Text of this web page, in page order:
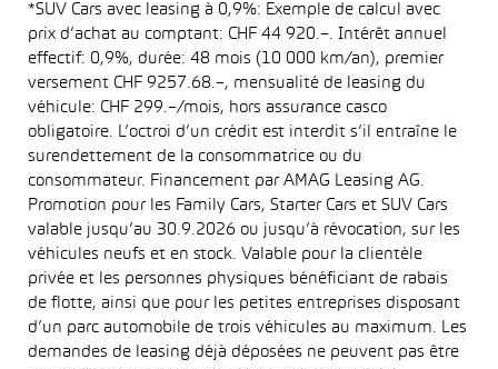
*SUV Cars avec leasing à 0,9%: Exemple de calcul avec
prix d’achat au comptant: CHF 44 920.–. Intérêt annuel
effectif: 0,9%, durée: 48 mois (10 000 km/an), premier
versement CHF 9257.68.–, mensualité de leasing du
véhicule: CHF 299.–/mois, hors assurance casco
obligatoire. L’octroi d’un crédit est interdit s’il entraîne le
surendettement de la consommatrice ou du
consommateur. Financement par AMAG Leasing AG.
Promotion pour les Family Cars, Starter Cars et SUV Cars
valable jusqu’au 30.9.2026 ou jusqu’à révocation, sur les
véhicules neufs et en stock. Valable pour la clientèle
privée et les personnes physiques bénéficiant de rabais
de flotte, ainsi que pour les petites entreprises disposant
d’un parc automobile de trois véhicules au maximum. Les
demandes de leasing déjà déposées ne peuvent pas être